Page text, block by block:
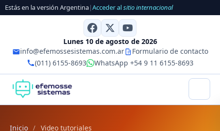
Estás en la versión Argentina|Acceder alsitio internacional
Lunes 10 de agosto de 2026
info@efemossesistemas.com.ar
Formulario de contacto
(011) 6155-8693
WhatsApp +54 9 11 6155-8693
Inicio / Video tutoriales